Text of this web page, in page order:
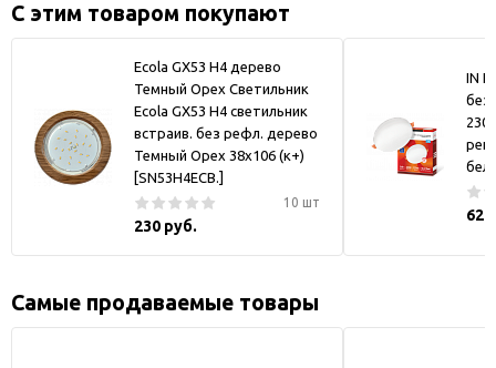
С этим товаром покупают
Ecola GX53 H4 дерево
Темный Орех Светильник
Ecola GX53 H4 светильник
встраив. без рефл. дерево
Темный Орех 38x106 (к+)
[SN53H4ECB.]
10 шт
230 руб.
IN
Самые продаваемые товары